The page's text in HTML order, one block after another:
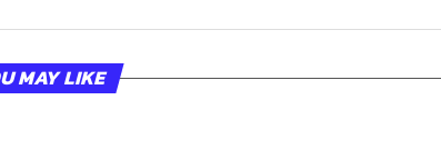
MAY LIKE